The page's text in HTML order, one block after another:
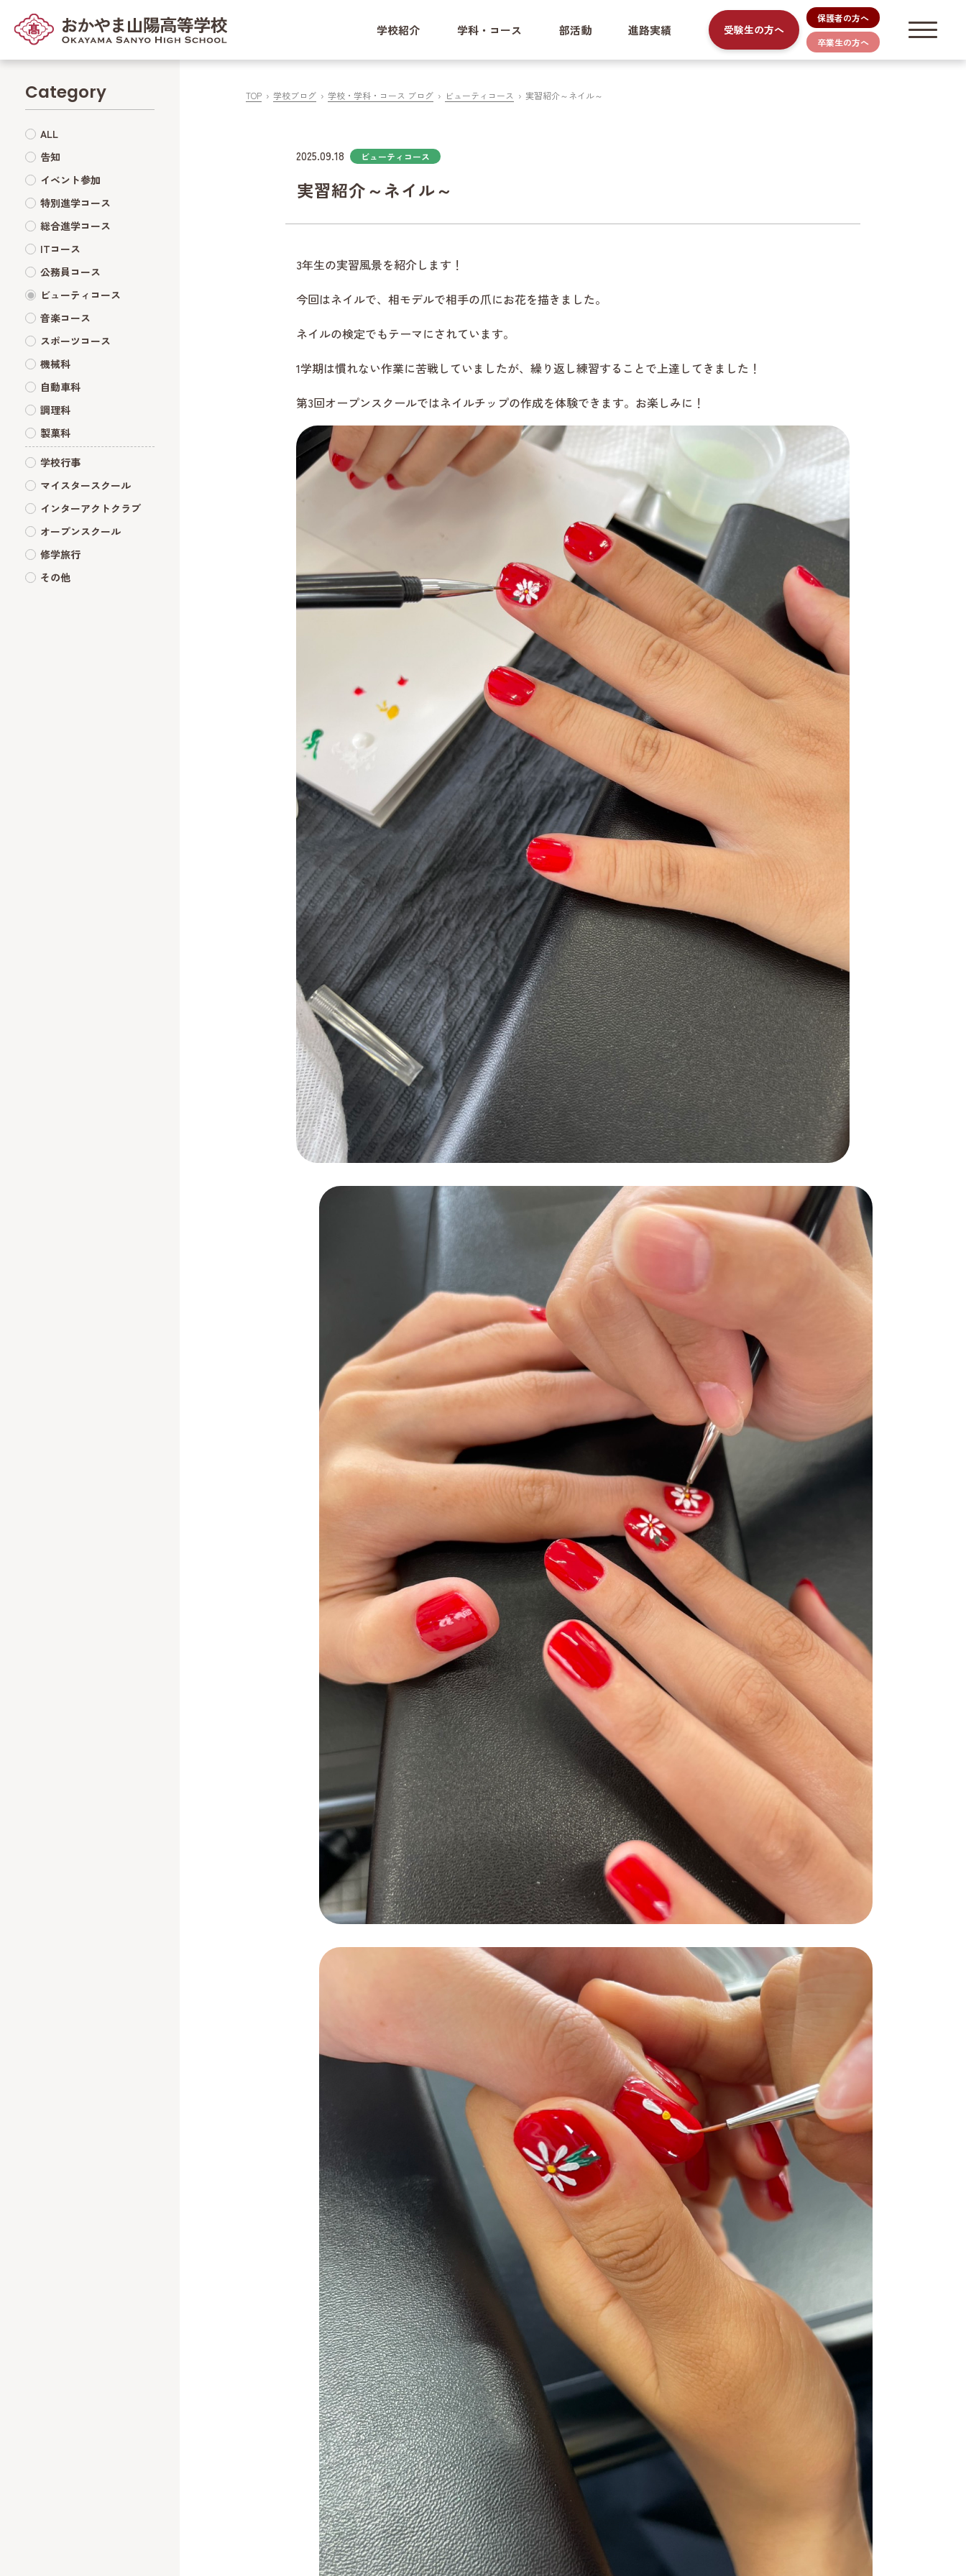
学校紹介 学科・コース 部活動 進路実績 受験生の方へ
保護者の方へ
卒業生の方へ
TOP 学校ブログ 学校・学科・コース ブログ ビューティコース 実習紹介～ネイル～
2025.09.18 ビューティコース
実習紹介～ネイル～
3年生の実習風景を紹介します！
今回はネイルで、相モデルで相手の爪にお花を描きました。
ネイルの検定でもテーマにされています。
1学期は慣れない作業に苦戦していましたが、繰り返し練習することで上達してきました！
第3回オープンスクールではネイルチップの作成を体験できます。お楽しみに！
Category
ALL
告知
イベント参加
特別進学コース
総合進学コース
ITコース
公務員コース
ビューティコース
音楽コース
スポーツコース
機械科
自動車科
調理科
製菓科
学校行事
マイスタースクール
インターアクトクラブ
オープンスクール
修学旅行
その他